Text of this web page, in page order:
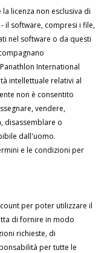
licenza non esclusiva di
il software, compresi i file,
nel software o da questi
International
intellettuale relativi al
non è consentito
vendere,
disassemblare o
dall'uomo.
e le condizioni per
per poter utilizzare il
di fornire in modo
richieste, di
per tutte le